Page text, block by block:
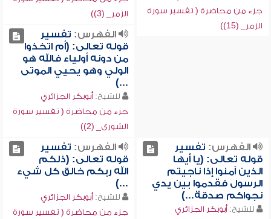
جزء من محاضرة ( تفسير سورة
الزمر_ (15))
الزمر_ (3))
الفهرس: تفسير
قوله تعالى: (أم اتخذوا
من دونه أولياء فالله هو
الولي وهو يحيي الموتى
...)
للشيخ: أبوبكر الجزائري
جزء من محاضرة ( تفسير سورة
الشورى_ (2))
الفهرس: تفسير
قوله تعالى: (يا أيها
الذين آمنوا إذا ناجيتم
الرسول فقدموا بين يدي
نجواكم صدقة...)
للشيخ: أبوبكر الجزائري
الفهرس: تفسير
قوله تعالى: (ذلكم
الله ربكم خالق كل شيء
...)
للشيخ: أبوبكر الجزائري
جزء من محاضرة ( تفسير سورة